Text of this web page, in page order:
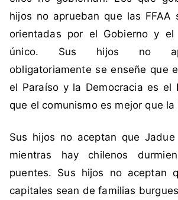
t
i
r
,
N
u
v
o
n
hijos no aprueban que las FFAA
orientadas por el Gobierno y
único. Sus hijos no
obligatoriamente se enseñe que
el Paraíso y la Democracia es el
que el comunismo es mejor que la
Sus hijos no aceptan que
mientras hay chilenos
puentes. Sus hijos no aceptan
capitales sean de familias